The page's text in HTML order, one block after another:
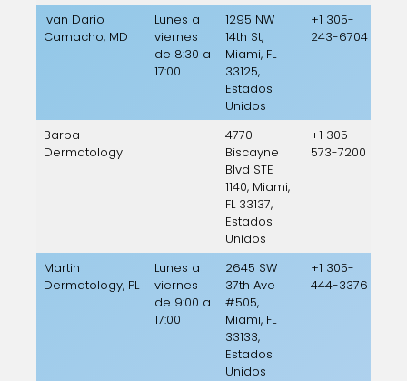
Ivan Dario
Camacho, MD
Lunes a
viernes
de 8:30 a
17:00
1295 NW
14th St,
Miami, FL
33125,
Estados
Unidos
+1 305-
243-6704
Barba
Dermatology
4770
Biscayne
Blvd STE
1140, Miami,
FL 33137,
Estados
Unidos
+1 305-
573-7200
Martin
Dermatology, PL
Lunes a
viernes
de 9:00 a
17:00
2645 SW
37th Ave
#505,
Miami, FL
33133,
Estados
Unidos
+1 305-
444-3376